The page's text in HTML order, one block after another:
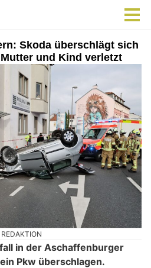
Skoda überschlägt sich
und Kind verletzt
in der Aschaffenburger
Pkw überschlagen.